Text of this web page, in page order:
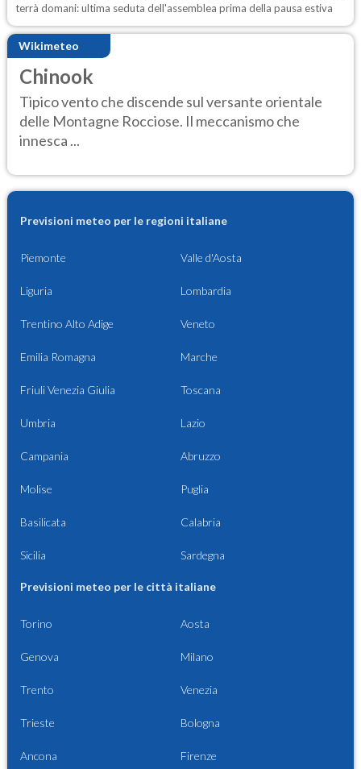
terrà domani: ultima seduta dell'assemblea prima della pausa estiva
Wikimeteo
Chinook
Tipico vento che discende sul versante orientale
delle Montagne Rocciose. Il meccanismo che
innesca ...
Previsioni meteo per le regioni italiane
Piemonte Valle d'Aosta
Liguria Lombardia
Trentino Alto Adige Veneto
Emilia Romagna Marche
Friuli Venezia Giulia Toscana
Umbria Lazio
Campania Abruzzo
Molise Puglia
Basilicata Calabria
Sicilia Sardegna
Previsioni meteo per le città italiane
Torino Aosta
Genova Milano
Trento Venezia
Trieste Bologna
Ancona Firenze